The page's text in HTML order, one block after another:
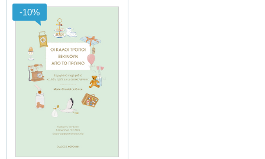
-10%